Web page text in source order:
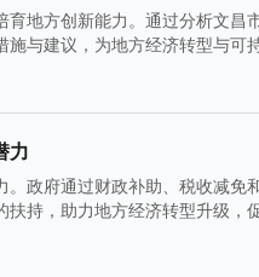
地方创新能力。通过分析文
与建议，为地方经济转型与可
力
政府通过财政补助、税收减免
持，助力地方经济转型升级，